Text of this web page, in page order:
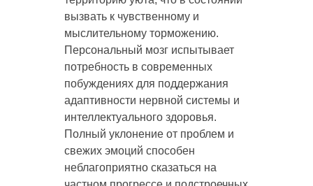
вызвать к чувственному и
мыслительному торможению.
Персональный мозг испытывает
потребность в современных
побуждениях для поддержания
адаптивности нервной системы и
интеллектуального здоровья.
Полный уклонение от проблем и
свежих эмоций способен
неблагоприятно сказаться на